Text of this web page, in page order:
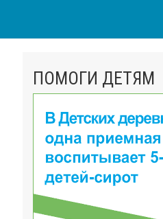
ПОМОГИ ДЕТЯМ